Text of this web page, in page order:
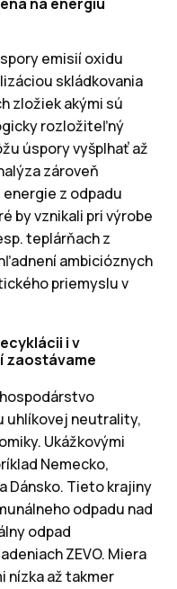
emisií oxidu
skládkovania
zložiek akými sú
rozložiteľný
úspory vyšplhať až
zároveň
z odpadu
by vznikali pri výrobe
teplárňach z
ambicióznych
priemyslu v
i v
zaostávame
uhlíkovej neutrality,
Ukážkovými
Nemecko,
Dánsko. Tieto krajiny
odpadu nad
odpad
ZEVO. Miera
nízka až takmer